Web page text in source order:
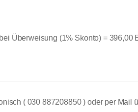
Überweisung (1% Skonto) = 396,00
( 030 887208850 ) oder per Mail